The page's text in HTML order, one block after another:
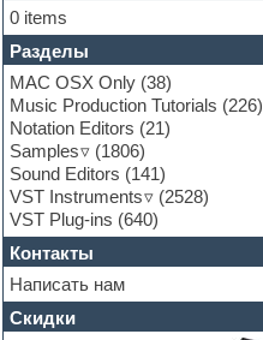
Folk samples
Fruityloops
Funk
Garritan
General MIDI kits
Guitar emulation
Guitar loops
Guitar processing and effects
Hands-up samples
Hardstyle
Heavy metal sample packs
Hip-hop
House music
Hypersonic
Jazz
0 items
Разделы
MAC OSX Only (38)
Music Production Tutorials (226)
Notation Editors (21)
Samples
(1806)
Sound Editors (141)
VST Instruments
(2528)
VST Plug-ins (640)
Контакты
Написать нам
Скидки